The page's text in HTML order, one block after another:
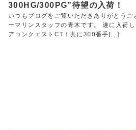
300HG/300PG”待望の入荷！
いつもブログをご覧いただきありがとうご
ーマリンスタッフの青木です。 遂に入荷
アコンクエストCT！共に300番手[...]